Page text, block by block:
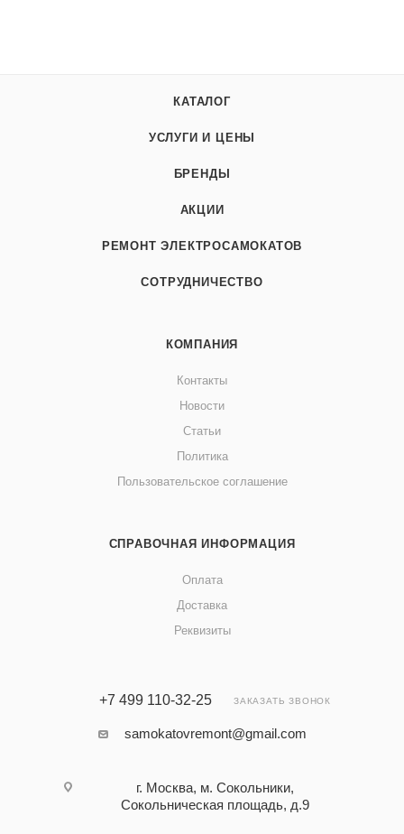
КАТАЛОГ
УСЛУГИ И ЦЕНЫ
БРЕНДЫ
АКЦИИ
РЕМОНТ ЭЛЕКТРОСАМОКАТОВ
СОТРУДНИЧЕСТВО
КОМПАНИЯ
Контакты
Новости
Статьи
Политика
Пользовательское соглашение
СПРАВОЧНАЯ ИНФОРМАЦИЯ
Оплата
Доставка
Реквизиты
+7 499 110-32-25 ЗАКАЗАТЬ ЗВОНОК
samokatovremont@gmail.com
г. Москва, м. Сокольники,
Сокольническая площадь, д.9